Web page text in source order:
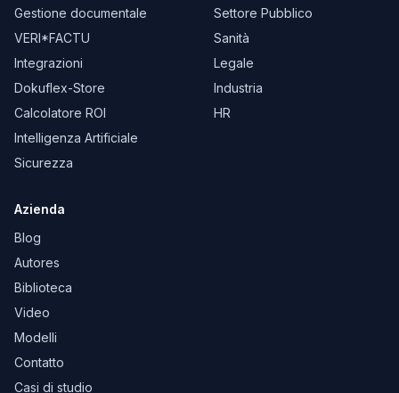
Gestione documentale
VERI*FACTU
Integrazioni
Dokuflex-Store
Calcolatore ROI
Intelligenza Artificiale
Sicurezza
Settore Pubblico
Sanità
Legale
Industria
HR
Azienda
Blog
Autores
Biblioteca
Video
Modelli
Contatto
Casi di studio